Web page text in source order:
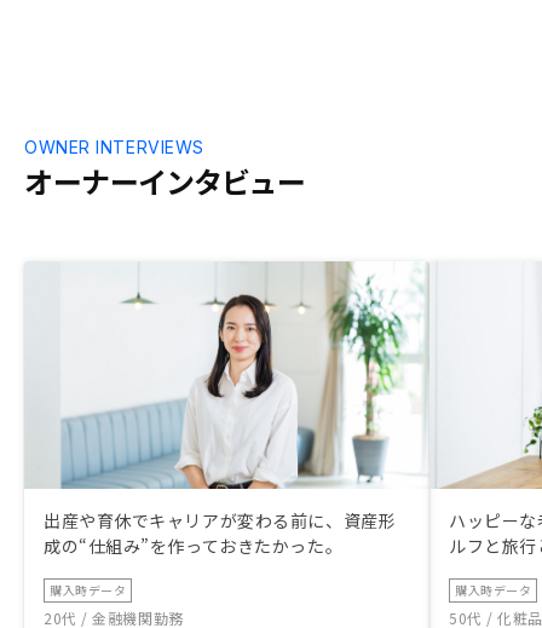
オーナーインタビュー
OWNER INTERVIEWS
出産や育休でキャリアが変わる前に、資産形
成の“仕組み”を作っておきたかった。
購入時データ
20代 / 金融機関勤務
ハッピー
ルフと旅
購入時データ
50代 / 化粧